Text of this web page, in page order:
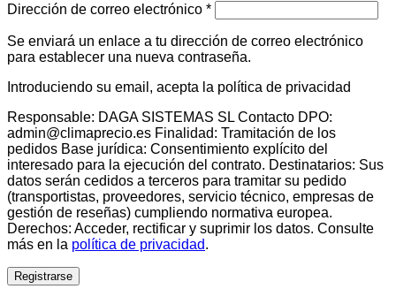
Dirección de correo electrónico *Obligatorio
Se enviará un enlace a tu dirección de correo electrónico
para establecer una nueva contraseña.
Introduciendo su email, acepta la política de privacidad
Responsable: DAGA SISTEMAS SL Contacto DPO:
admin@climaprecio.es Finalidad: Tramitación de los
pedidos Base jurídica: Consentimiento explícito del
interesado para la ejecución del contrato. Destinatarios: Sus
datos serán cedidos a terceros para tramitar su pedido
(transportistas, proveedores, servicio técnico, empresas de
gestión de reseñas) cumpliendo normativa europea.
Derechos: Acceder, rectificar y suprimir los datos. Consulte
más en la política de privacidad.
Registrarse